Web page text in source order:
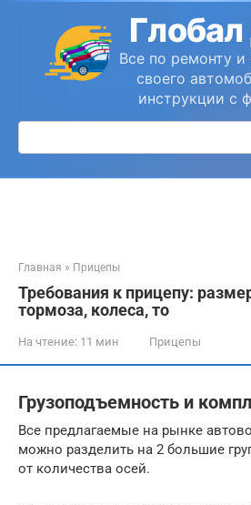
контенту
Все по ремонту
своего
инструкции с
Поиск:
Главная » Прицепы
Требования к прицепу:
тормоза, колеса, то
На чтение: 11 мин Прицепы
Грузоподъемность и
Все предлагаемые на рынке
можно разделить на 2 большие
от количества осей.